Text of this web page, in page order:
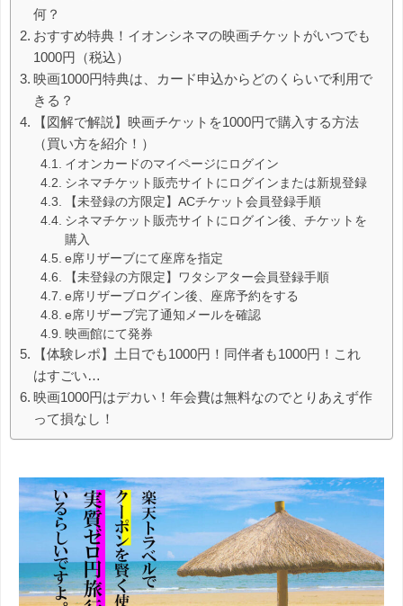
何？
おすすめ特典！イオンシネマの映画チケットがいつでも
1000円（税込）
映画1000円特典は、カード申込からどのくらいで利用で
きる？
【図解で解説】映画チケットを1000円で購入する方法
（買い方を紹介！）
イオンカードのマイページにログイン
シネマチケット販売サイトにログインまたは新規登録
【未登録の方限定】ACチケット会員登録手順
シネマチケット販売サイトにログイン後、チケットを
購入
e席リザーブにて座席を指定
【未登録の方限定】ワタシアター会員登録手順
e席リザーブログイン後、座席予約をする
e席リザーブ完了通知メールを確認
映画館にて発券
【体験レポ】土日でも1000円！同伴者も1000円！これ
はすごい…
映画1000円はデカい！年会費は無料なのでとりあえず作
って損なし！